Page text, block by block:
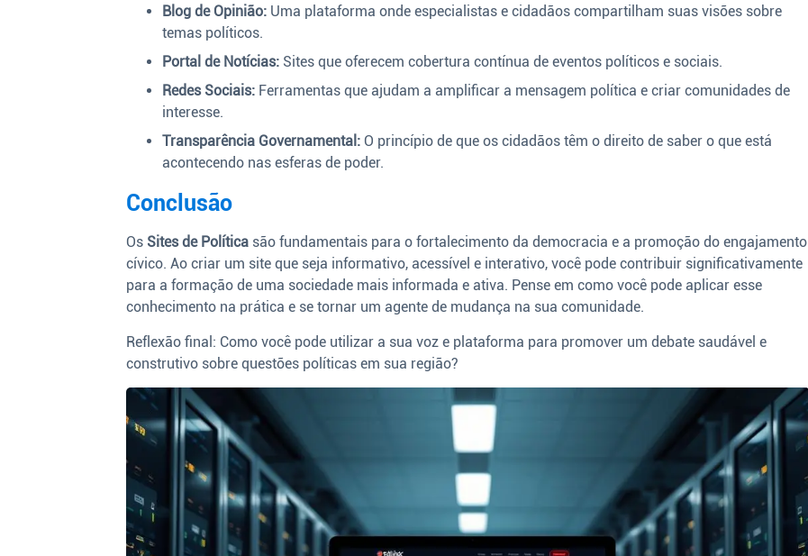
Blog de Opinião: Uma plataforma onde especialistas e cidadãos compartilham suas visões sobre
temas políticos.
Portal de Notícias: Sites que oferecem cobertura contínua de eventos políticos e sociais.
Redes Sociais: Ferramentas que ajudam a amplificar a mensagem política e criar comunidades de
interesse.
Transparência Governamental: O princípio de que os cidadãos têm o direito de saber o que está
acontecendo nas esferas de poder.
Conclusão
Os Sites de Política são fundamentais para o fortalecimento da democracia e a promoção do engajamento
cívico. Ao criar um site que seja informativo, acessível e interativo, você pode contribuir significativamente
para a formação de uma sociedade mais informada e ativa. Pense em como você pode aplicar esse
conhecimento na prática e se tornar um agente de mudança na sua comunidade.
Reflexão final: Como você pode utilizar a sua voz e plataforma para promover um debate saudável e
construtivo sobre questões políticas em sua região?